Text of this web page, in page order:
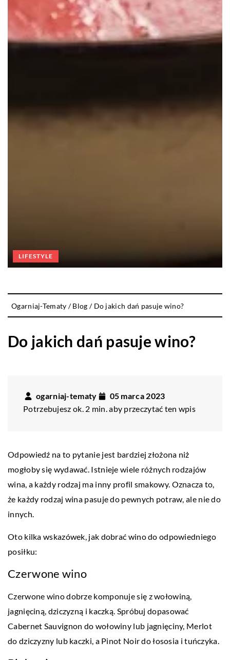
LIFESTYLE
Ogarniaj-Tematy /Blog / Do jakich dań pasuje wino?
Do jakich dań pasuje wino?
ogarniaj-tematy
05 marca 2023
Potrzebujesz ok. 2 min. aby przeczytać ten wpis
Odpowiedź na to pytanie jest bardziej złożona niż
mogłoby się wydawać. Istnieje wiele różnych rodzajów
wina, a każdy rodzaj ma inny profil smakowy. Oznacza to,
że każdy rodzaj wina pasuje do pewnych potraw, ale nie do
innych.
Oto kilka wskazówek, jak dobrać wino do odpowiedniego
posiłku:
Czerwone wino
Czerwone wino dobrze komponuje się z wołowiną,
jagnięciną, dziczyzną i kaczką. Spróbuj dopasować
Cabernet Sauvignon do wołowiny lub jagnięciny, Merlot
do dziczyzny lub kaczki, a Pinot Noir do łososia i tuńczyka.